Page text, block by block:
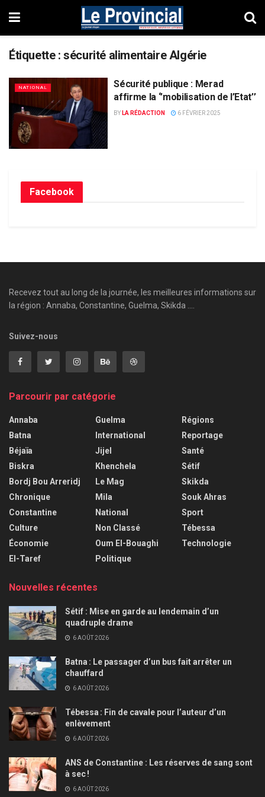
Étiquette :sécurité alimentaire Algérie
NATIONAL
Sécurité publique : Merad
affirme la ‘’mobilisation de l’Etat’’
BY LA RÉDACTION 6 FÉVRIER 2025
Facebook
Recevez tout au long de la journée, les meilleures informations sur
la région : Annaba, Constantine, Guelma, Skikda ....
Suivez-nous
Parcourir par catégorie
Annaba
Batna
Béjaïa
Biskra
Bordj Bou Arreridj
Chronique
Constantine
Culture
Économie
El-Taref
Guelma
International
Jijel
Khenchela
Le Mag
Mila
National
Non Classé
Oum El-Bouaghi
Politique
Régions
Reportage
Santé
Sétif
Skikda
Souk Ahras
Sport
Tébessa
Technologie
Nouvelles récentes
Sétif : Mise en garde au lendemain d’un
quadruple drame
6 AOÛT 2026
Batna : Le passager d’un bus fait arrêter un
chauffard
6 AOÛT 2026
Tébessa : Fin de cavale pour l’auteur d’un
enlèvement
6 AOÛT 2026
ANS de Constantine : Les réserves de sang sont
à sec !
6 AOÛT 2026